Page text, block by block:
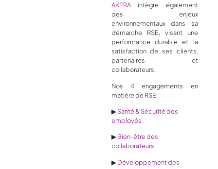
AKERAintègre également
des enjeux
environnementaux dans sa
démarche RSE, visant une
performance durable et la
satisfaction de ses clients,
partenaires et
collaborateurs.
Nos 4 engagements en
matière de RSE :
▶Santé & Sécurité des
employés
▶Bien-être des
collaborateurs
▶Développement des